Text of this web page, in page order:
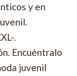
y en
.
Encuéntralo
juvenil